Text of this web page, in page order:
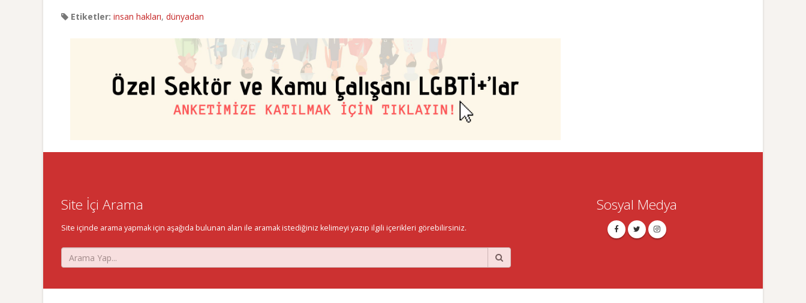
Etiketler: insan hakları, dünyadan
Site İçi Arama
Site içinde arama yapmak için aşağıda bulunan alan ile aramak istediğiniz kelimeyi yazıp ilgili içerikleri görebilirsiniz.
Sosyal Medya